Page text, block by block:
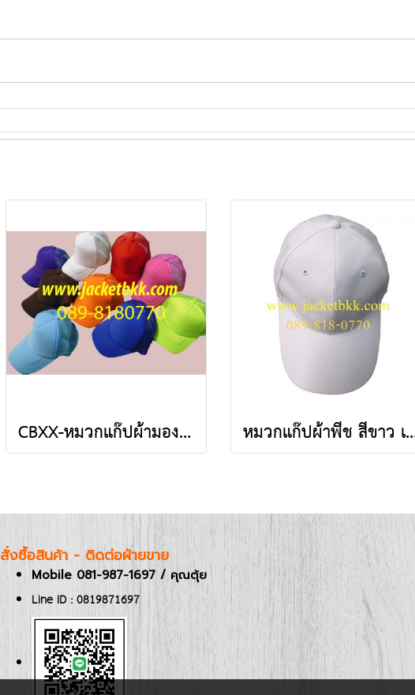
CBXX-หมวกแก๊ปผ้ามองตากูท์ เสริมฟองน้ำ สีเดียว หมวกแก๊ปผ้าพีช สีขาว เจา
สั่งซื้อสินค้า - ติดต่อฝ่ายขาย
Mobile 081-987-1697 / คุณตุ้ย
Line ID : 0819871697